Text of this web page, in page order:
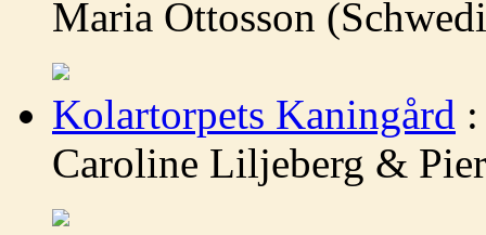
Maria Ottosson
Kolartorpets Kaningård
Caroline Liljeberg &